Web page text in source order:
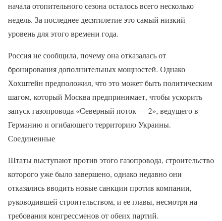
начала отопительного сезона осталось всего несколько
недель. За последнее десятилетие это самый низкий
уровень для этого времени года.
Россия не сообщила, почему она отказалась от
бронирования дополнительных мощностей. Однако
Хохштейн предположил, что это может быть политическим
шагом, который Москва предпринимает, чтобы ускорить
запуск газопровода «Северный поток — 2», ведущего в
Германию и огибающего территорию Украины.
Соединенные
Штаты выступают против этого газопровода, строительство
которого уже было завершено, однако недавно они
отказались вводить новые санкции против компании,
руководившей строительством, и ее главы, несмотря на
требования конгрессменов от обеих партий.